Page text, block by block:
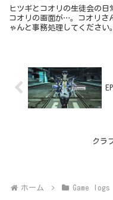
ヒツギとコオリの生徒会の日
コオリの画面が…。コオリさ
ゃんと事務処理してください。
クラ
ホーム Game logs